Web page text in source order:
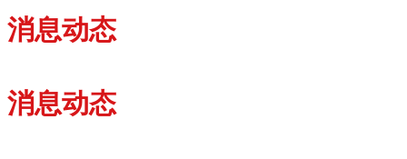
消息动态
消息动态